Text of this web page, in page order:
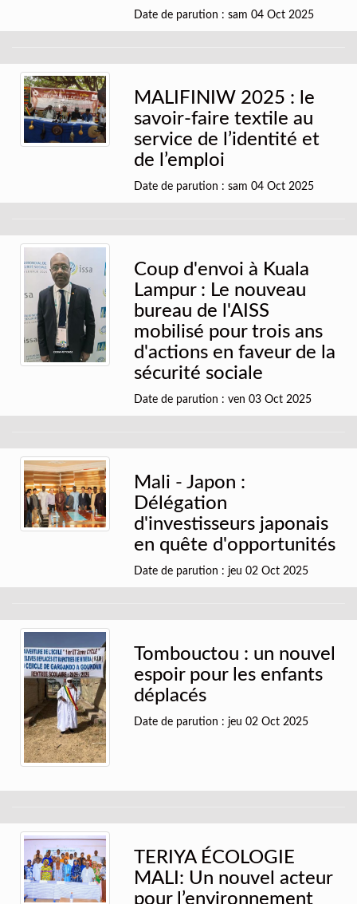
Date de parution : sam 04 Oct 2025
MALIFINIW 2025 : le
savoir-faire textile au
service de l’identité et
de l’emploi
Date de parution : sam 04 Oct 2025
Coup d'envoi à Kuala
Lampur : Le nouveau
bureau de l'AISS
mobilisé pour trois ans
d'actions en faveur de la
sécurité sociale
Date de parution : ven 03 Oct 2025
Mali - Japon :
Délégation
d'investisseurs japonais
en quête d'opportunités
Date de parution : jeu 02 Oct 2025
Tombouctou : un nouvel
espoir pour les enfants
déplacés
Date de parution : jeu 02 Oct 2025
TERIYA ÉCOLOGIE
MALI: Un nouvel acteur
pour l’environnement